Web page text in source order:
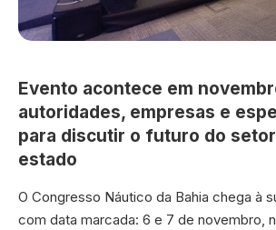
Evento acontece em
autoridades, empresas e
para discutir o futuro do
estado
O Congresso Náutico da Bahia chega à
com data marcada: 6 e 7 de novembro,